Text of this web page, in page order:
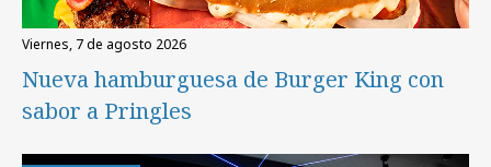
viernes, 7 de agosto 2026
Nueva hamburguesa de Burger King con
sabor a Pringles